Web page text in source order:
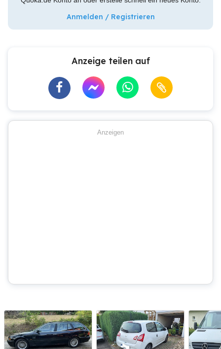
Anmelden / Registrieren
Anzeige teilen auf
Anzeigen